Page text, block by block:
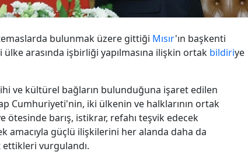
bulunmak üzere gittiği Mısır'ın başkenti
ülke arasında işbirliği yapılmasına ilişkin ortak bildiriye
ve kültürel bağların bulunduğuna işaret edilen
Cumhuriyeti'nin, iki ülkenin ve halklarının ortak
ötesinde barış, istikrar, refahı teşvik edecek
amacıyla güçlü ilişkilerini her alanda daha da
ettikleri vurgulandı.